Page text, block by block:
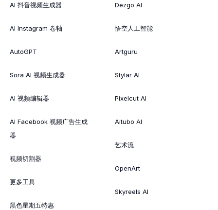
AI 抖音视频生成器
AI Instagram 卷轴
AutoGPT
Sora AI 视频生成器
AI 视频编辑器
AI Facebook 视频广告生成
器
视频切割器
更多工具
黑色星期五特惠
Dezgo AI
悟空人工智能
Artguru
Stylar AI
Pixelcut AI
Aitubo AI
艺术流
OpenArt
Skyreels AI